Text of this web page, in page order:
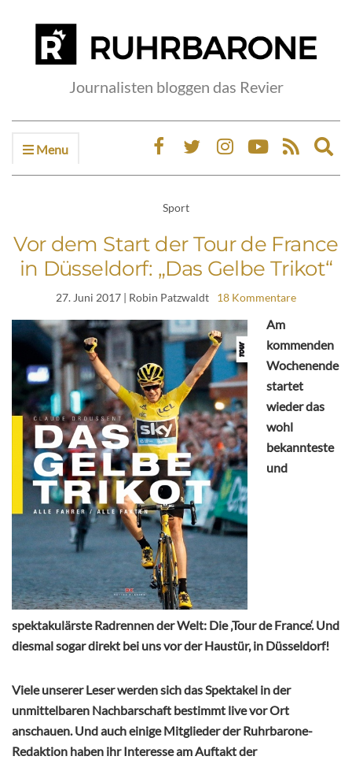
Journalisten bloggen das Revier
Menu
Sport
Vor dem Start der Tour de France
in Düsseldorf: „Das Gelbe Trikot“
27. Juni 2017 | Robin Patzwaldt 18 Kommentare
Am
kommenden
Wochenende
startet
wieder das
wohl
bekannteste
und
spektakulärste Radrennen der Welt: Die ‚Tour de France‘. Und
diesmal sogar direkt bei uns vor der Haustür, in Düsseldorf!
Viele unserer Leser werden sich das Spektakel in der
unmittelbaren Nachbarschaft bestimmt live vor Ort
anschauen. Und auch einige Mitglieder der Ruhrbarone-
Redaktion haben ihr Interesse am Auftakt der